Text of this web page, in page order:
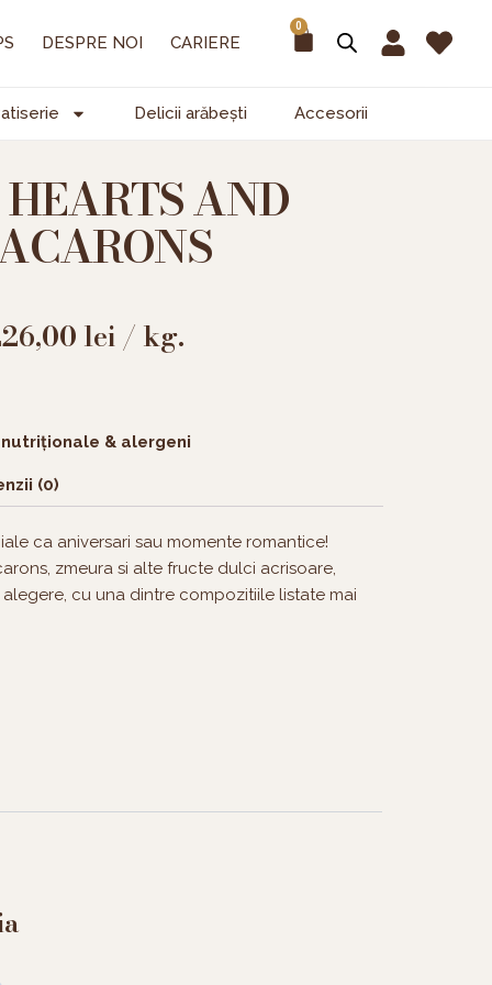
DESPRE NOI CARIERE
0
Cart
Delicii arăbești Accesorii
AND
lei / kg.
& alergeni
(0)
ca aniversari sau momente romantice!
zmeura si alte fructe dulci acrisoare,
cu una dintre compozitiile listate mai